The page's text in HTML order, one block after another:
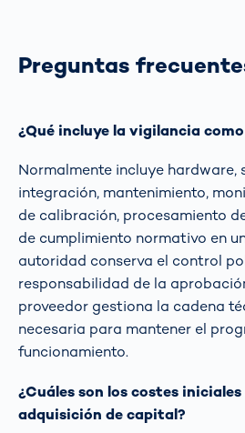
Preguntas
¿Qué incluye la vigilancia
Normalmente incluye
integración, mantenimiento,
de calibración, procesamiento
de cumplimiento normativo en
autoridad conserva el control
responsabilidad de la
proveedor gestiona la cadena
necesaria para mantener el
funcionamiento.
¿Cuáles son los costes
adquisición de capital?